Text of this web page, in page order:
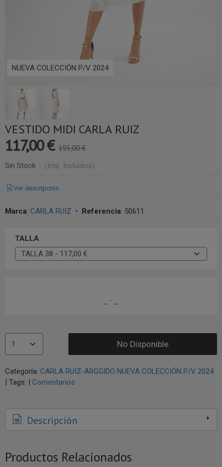
NUEVA COLECCIÓN P/V 2024
VESTIDO MIDI CARLA RUIZ
117,00 € 195,00 €
Sin Stock - (Imp. Incluidos)
Ver descripción
Marca: CARLA RUIZ • Referencia: 50611
TALLA
No Disponible
Categoría: CARLA RUIZ-ARGGIDO NUEVA COLECCIÓN P/V 2024
| Tags: | Comentarios
Descripción
Productos Relacionados